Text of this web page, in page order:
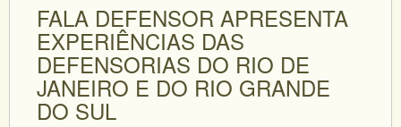
FALA DEFENSOR APRESENTA
EXPERIÊNCIAS DAS
DEFENSORIAS DO RIO DE
JANEIRO E DO RIO GRANDE
DO SUL